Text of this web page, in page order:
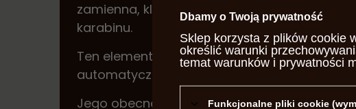
zamienna, kluczowa dla wygodnego i
karabinu.
Ten element jest niezbędny w karabinach
automatyczne wystrzelenie łuski z lufy
Jego obecność eliminuje konieczność
Dbamy o Twoją prywatność
Sklep korzysta z plików cookie
określić warunki
temat warunków i prywatności
Funkcjonalne pliki cookie